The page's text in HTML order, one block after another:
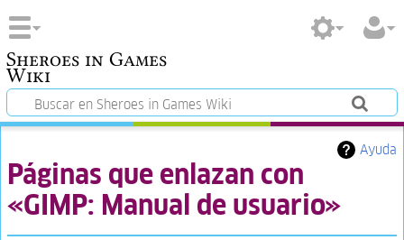
Sheroes in Games
Wiki
Ayuda
Páginas que enlazan con
«GIMP: Manual de usuario»